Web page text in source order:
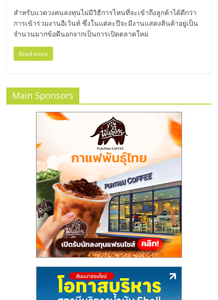
แฟ
รน
ไชส์
แฟ
ไชส์
ขาย
หน้า
บ้าน
ลงทุน
น้อย
สำหรับแวดวงคนลงทุนไม่มีวิธีการไหนที่จะเข้าถึงลูกค้าได้ดีกว่า
การเข้าร่วมงานอีเว้นท์ ซึ่งในแต่ละปีจะมีงานแสดงสินค้าอยู่เป็น
จำนวนมากข้อดีนอกจากเป็นการเปิดตลาดใหม่
Read more
Main Sponsors